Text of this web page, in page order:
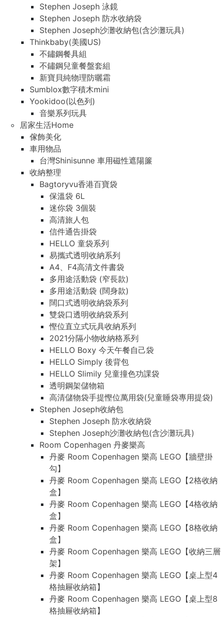
Stephen Joseph 泳鏡
Stephen Joseph 防水收納袋
Stephen Joseph沙灘收納包(含沙灘玩具)
Thinkbaby(美國US)
不鏽鋼餐具組
不鏽鋼兒童餐盤套組
新寶貝純物理防曬霜
Sumblox數字積木mini
Yookidoo(以色列)
音樂系列玩具
居家生活Home
傢飾美化
車用物品
台灣Shinisunne 車用磁性遮陽簾
收納整理
Bagtoryvu香港百寶袋
保溫袋 6L
迷你袋 3個裝
高清旅人包
信件通告掛袋
HELLO 童袋系列
易攜式透明收納系列
A4、F4高清文件書袋
多用途活動袋 (窄長款)
多用途活動袋 (闊身款)
闊口式透明收納袋系列
雙袋口透明收納袋系列
慳位直立式玩具收納系列
2021分隔小物收納格系列
HELLO Boxy 今天午餐自己袋
HELLO Simply 後背包
HELLO Slimily 兒童撞色功課袋
透明鋼架儲物箱
高清儲物袋手提慳位萬用袋(兒童睡袋專用提袋)
Stephen Joseph收納包
Stephen Joseph 防水收納袋
Stephen Joseph沙灘收納包(含沙灘玩具)
Room Copenhagen 丹麥樂高
丹麥 Room Copenhagen 樂高 LEGO【牆壁掛
勾】
丹麥 Room Copenhagen 樂高 LEGO【2格收納
盒】
丹麥 Room Copenhagen 樂高 LEGO【4格收納
盒】
丹麥 Room Copenhagen 樂高 LEGO【8格收納
盒】
丹麥 Room Copenhagen 樂高 LEGO【收納三層
架】
丹麥 Room Copenhagen 樂高 LEGO【桌上型4
格抽屜收納箱】
丹麥 Room Copenhagen 樂高 LEGO【桌上型8
格抽屜收納箱】